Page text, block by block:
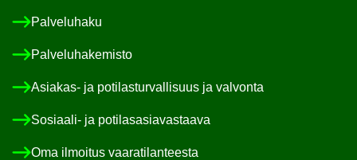
Pal­ve­lu­ha­ku
Pal­ve­lu­ha­ke­mis­to
Asiakas-​ ja po­ti­las­tur­val­li­suus ja val­von­ta
Sosiaali-​ ja po­ti­las­asia­vas­taa­va
Oma il­moi­tus vaa­ra­ti­lan­tees­ta